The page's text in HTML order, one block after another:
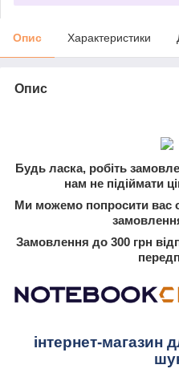
Опис Характеристики
Опис
Будь ласка, робіть
нам не підіймати
Ми можемо попросити вас
Замовлення до 300 грн
інтернет-магазин